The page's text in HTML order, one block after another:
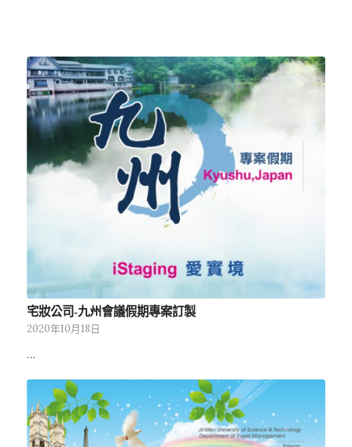
宅妝公司-九州會議假期專案訂製
2020年10月18日
…